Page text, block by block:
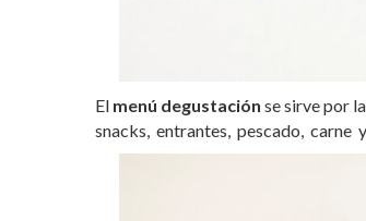
El menú degustación se sirve por
snacks, entrantes, pescado,